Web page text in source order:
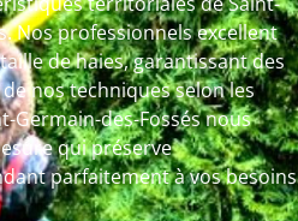
Nos professionnels excellent
de haies, garantissant des
nos techniques selon les
Germain-des-Fossés nous
qui préserve
parfaitement à vos besoins